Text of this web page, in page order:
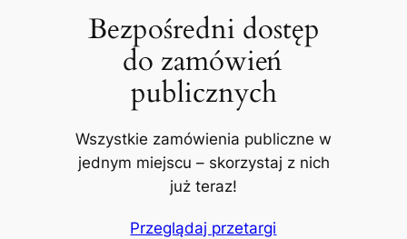
Bezpośredni dostęp
do zamówień
publicznych
Wszystkie zamówienia publiczne w
jednym miejscu – skorzystaj z nich
już teraz!
Przeglądaj przetargi